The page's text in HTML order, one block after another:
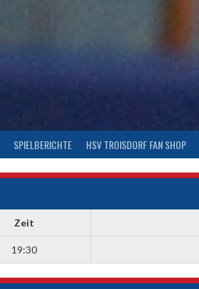
SPIELBERICHTE HSV TROISDORF FAN SHOP
Zeit
19:30